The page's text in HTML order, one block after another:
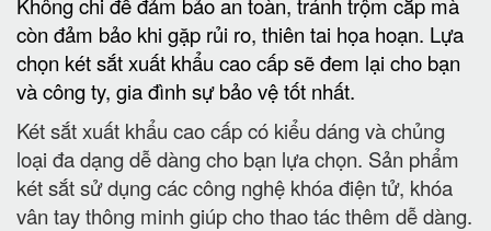
còn đảm bảo khi gặp rủi ro, thiên tai họa hoạn. Lựa
chọn két sắt xuất khẩu cao cấp sẽ đem lại cho bạn
và công ty, gia đình sự bảo vệ tốt nhất.
Két sắt xuất khẩu cao cấp có kiểu dáng và chủng
loại đa dạng dễ dàng cho bạn lựa chọn. Sản phẩm
két sắt sử dụng các công nghệ khóa điện tử, khóa
vân tay thông minh giúp cho thao tác thêm dễ dàng.